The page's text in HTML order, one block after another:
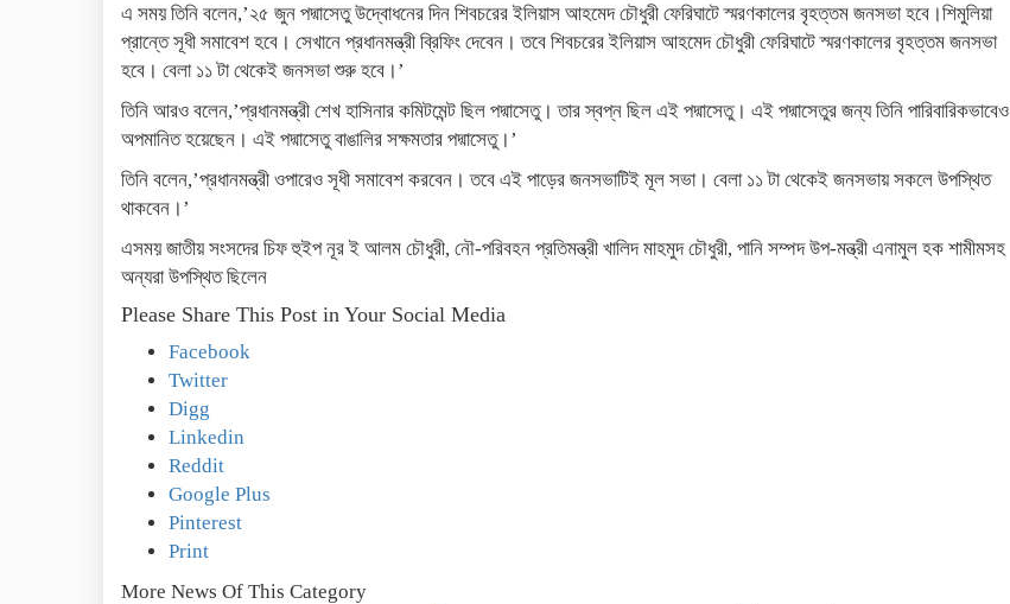
এ সময় তিনি বলেন,’২৫ জুন পদ্মাসেতু উদ্বোধনের দিন শিবচরের ইলিয়াস আহমেদ চৌধুরী ফেরিঘাটে স্মরণকালের বৃহত্তম জনসভা হবে।শিমুলিয়া
প্রান্তে সূধী সমাবেশ হবে। সেখানে প্রধানমন্ত্রী ব্রিফিং দেবেন। তবে শিবচরের ইলিয়াস আহমেদ চৌধুরী ফেরিঘাটে স্মরণকালের বৃহত্তম জনসভা
হবে। বেলা ১১ টা থেকেই জনসভা শুরু হবে।’
তিনি আরও বলেন,’প্রধানমন্ত্রী শেখ হাসিনার কমিটমেন্ট ছিল পদ্মাসেতু। তার স্বপ্ন ছিল এই পদ্মাসেতু। এই পদ্মাসেতুর জন্য তিনি পারিবারিকভাবেও
অপমানিত হয়েছেন। এই পদ্মাসেতু বাঙালির সক্ষমতার পদ্মাসেতু।’
তিনি বলেন,’প্রধানমন্ত্রী ওপারেও সূধী সমাবেশ করবেন। তবে এই পাড়ের জনসভাটিই মূল সভা। বেলা ১১ টা থেকেই জনসভায় সকলে উপস্থিত
থাকবেন।’
এসময় জাতীয় সংসদের চিফ হুইপ নূর ই আলম চৌধুরী, নৌ-পরিবহন প্রতিমন্ত্রী খালিদ মাহমুদ চৌধুরী, পানি সম্পদ উপ-মন্ত্রী এনামুল হক শামীমসহ
অন্যরা উপস্থিত ছিলেন
Please Share This Post in Your Social Media
Facebook
Twitter
Digg
Linkedin
Reddit
Google Plus
Pinterest
Print
More News Of This Category